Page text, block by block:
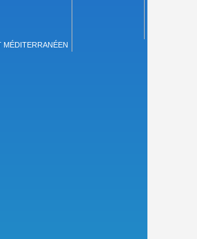
MÉDITERRANÉEN